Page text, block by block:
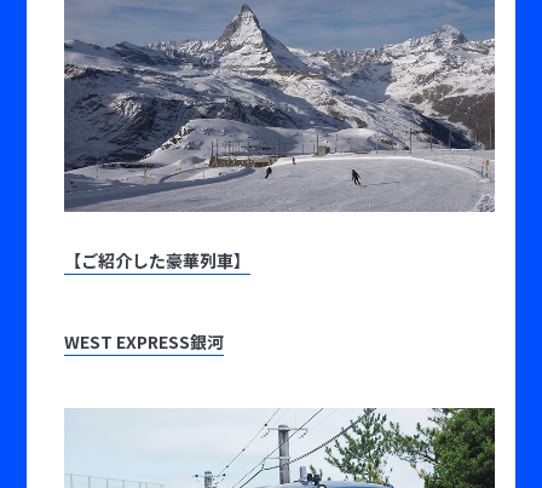
【ご紹介した豪華列車】
WEST EXPRESS銀河